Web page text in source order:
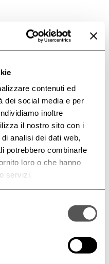
contenuti ed
dei social media e per
inoltre
il nostro sito con i
analisi dei dati web,
potrebbero combinarle
loro o che hanno
servizi.